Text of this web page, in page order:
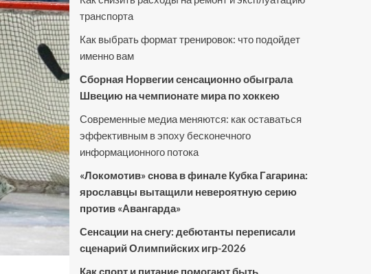
транспорта
Как выбрать формат тренировок: что подойдет
именно вам
Сборная Норвегии сенсационно обыграла
Швецию на чемпионате мира по хоккею
Современные медиа меняются: как оставаться
эффективным в эпоху бесконечного
информационного потока
«Локомотив» снова в финале Кубка Гагарина:
ярославцы вытащили невероятную серию
против «Авангарда»
Сенсации на снегу: дебютанты переписали
сценарий Олимпийских игр-2026
Как спорт и питание помогают быть